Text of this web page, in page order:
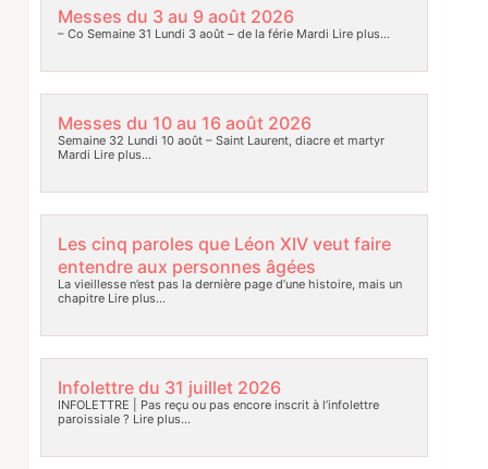
Messes du 3 au 9 août 2026
– Co Semaine 31 Lundi 3 août – de la férie Mardi Lire plus…
Messes du 10 au 16 août 2026
Semaine 32 Lundi 10 août – Saint Laurent, diacre et martyr
Mardi Lire plus…
Les cinq paroles que Léon XIV veut faire
entendre aux personnes âgées
La vieillesse n’est pas la dernière page d’une histoire, mais un
chapitreLire plus…
Infolettre du 31 juillet 2026
INFOLETTRE | Pas reçu ou pas encore inscrit à l’infolettre
paroissiale ? Lire plus…